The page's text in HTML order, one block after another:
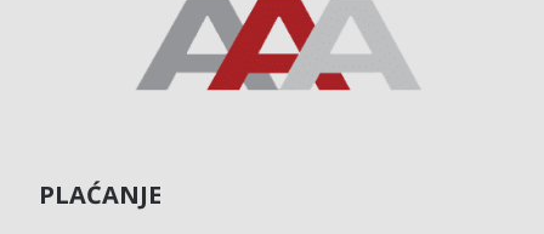
PLAĆANJE